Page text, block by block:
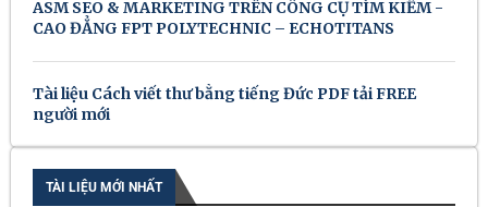
ASM SEO & MARKETING TRÊN CÔNG CỤ TÌM KIẾM -
CAO ĐẲNG FPT POLYTECHNIC – ECHOTITANS
Tài liệu Cách viết thư bằng tiếng Đức PDF tải FREE
người mới
TÀI LIỆU MỚI NHẤT